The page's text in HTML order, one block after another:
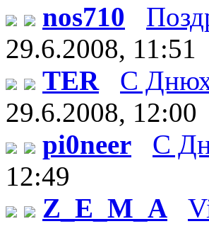
nos710
29.6.2008, 11:51
TER
С
29.6.2008, 12:00
pi0neer
С
12:49
Z_E_M_A